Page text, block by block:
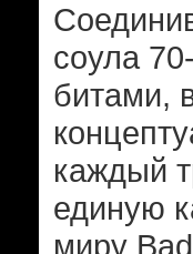
соула
битами,
каждый
единую
миру